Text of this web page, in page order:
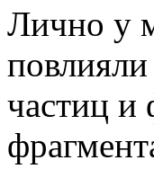
Лично у
частиц и